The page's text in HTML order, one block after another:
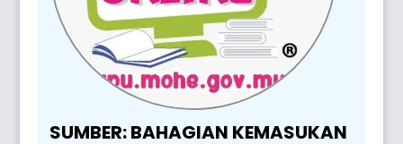
SUMBER: BAHAGIAN KEMASUKAN